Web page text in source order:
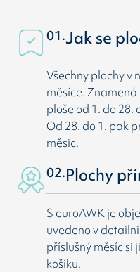
01.Jak se
Všechny plochy v
měsíce.
ploše od 1. do 28.
Od 28. do 1. pak
měsic.
02.Plochy
S euroAWK je
uvedeno v
příslušný měsíc si
košíku.